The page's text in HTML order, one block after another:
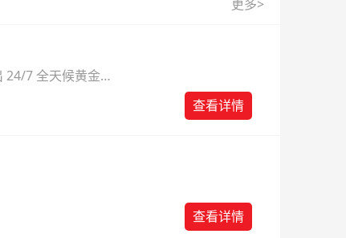
更多>
24/7 全天候黄金
查看详情
查看详情